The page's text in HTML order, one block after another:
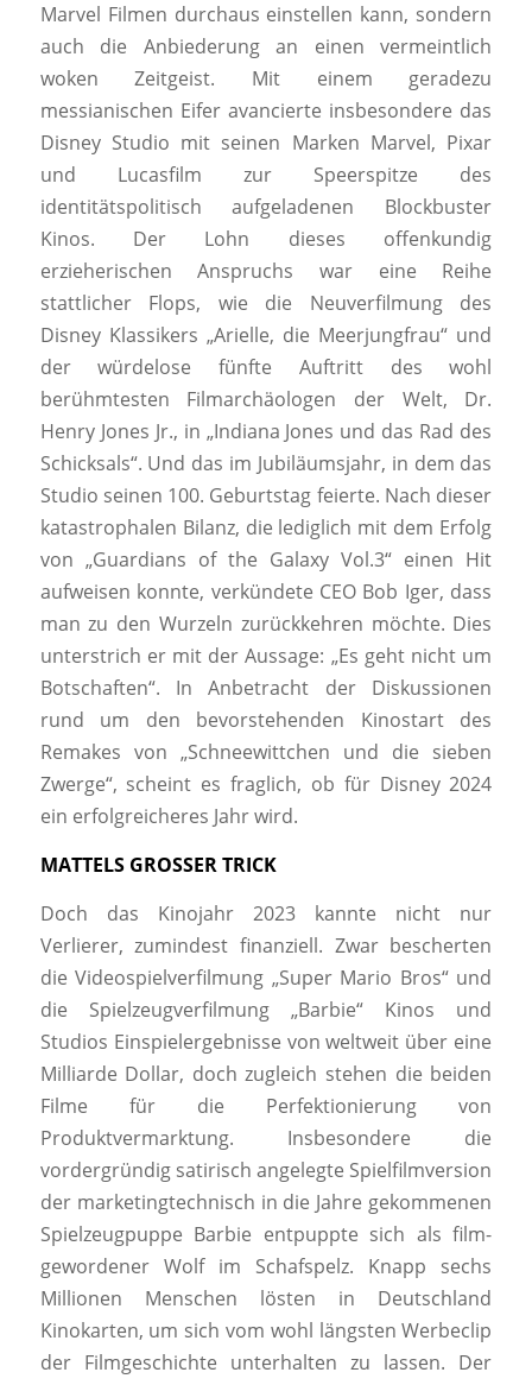
Marvel Filmen durchaus einstellen kann, sondern
auch die Anbiederung an einen vermeintlich
woken Zeitgeist. Mit einem geradezu
messianischen Eifer avancierte insbesondere das
Disney Studio mit seinen Marken Marvel, Pixar
und Lucasfilm zur Speerspitze des
identitätspolitisch aufgeladenen Blockbuster
Kinos. Der Lohn dieses offenkundig
erzieherischen Anspruchs war eine Reihe
stattlicher Flops, wie die Neuverfilmung des
Disney Klassikers „Arielle, die Meerjungfrau“ und
der würdelose fünfte Auftritt des wohl
berühmtesten Filmarchäologen der Welt, Dr.
Henry Jones Jr., in „Indiana Jones und das Rad des
Schicksals“. Und das im Jubiläumsjahr, in dem das
Studio seinen 100. Geburtstag feierte. Nach dieser
katastrophalen Bilanz, die lediglich mit dem Erfolg
von „Guardians of the Galaxy Vol.3“ einen Hit
aufweisen konnte, verkündete CEO Bob Iger, dass
man zu den Wurzeln zurückkehren möchte. Dies
unterstrich er mit der Aussage: „Es geht nicht um
Botschaften“. In Anbetracht der Diskussionen
rund um den bevorstehenden Kinostart des
Remakes von „Schneewittchen und die sieben
Zwerge“, scheint es fraglich, ob für Disney 2024
ein erfolgreicheres Jahr wird.
MATTELS GROSSER TRICK
Doch das Kinojahr 2023 kannte nicht nur
Verlierer, zumindest finanziell. Zwar bescherten
die Videospielverfilmung „Super Mario Bros“ und
die Spielzeugverfilmung „Barbie“ Kinos und
Studios Einspielergebnisse von weltweit über eine
Milliarde Dollar, doch zugleich stehen die beiden
Filme für die Perfektionierung von
Produktvermarktung. Insbesondere die
vordergründig satirisch angelegte Spielfilmversion
der marketingtechnisch in die Jahre gekommenen
Spielzeugpuppe Barbie entpuppte sich als film-
gewordener Wolf im Schafspelz. Knapp sechs
Millionen Menschen lösten in Deutschland
Kinokarten, um sich vom wohl längsten Werbeclip
der Filmgeschichte unterhalten zu lassen. Der